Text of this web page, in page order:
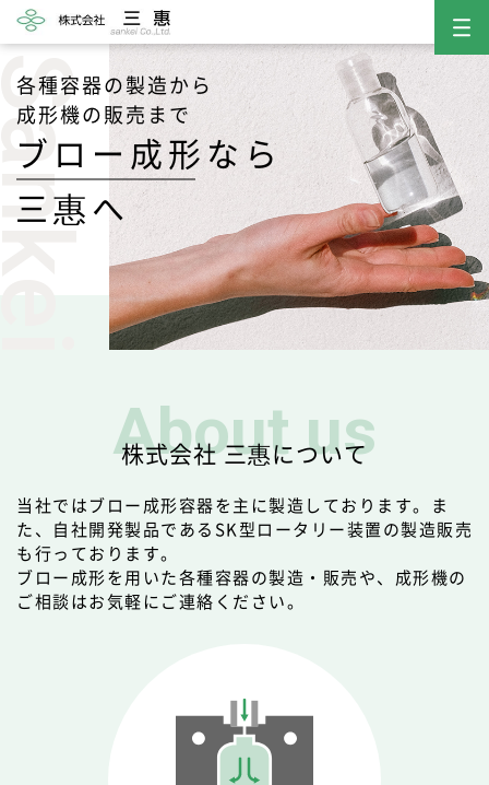
Molding
多層ブロー成形
Sales
成形機製造販売
各種容器の製造から
成形機の販売まで
ブロー成形なら
三惠へ
About us
株式会社 三惠について
当社ではブロー成形容器を主に製造しております。 ま
た、自社開発製品であるSK型ロータリー装置の製造販売
も行っております。
ブロー成形を用いた各種容器の製造・販売や、成形機の
ご相談はお気軽にご連絡ください。